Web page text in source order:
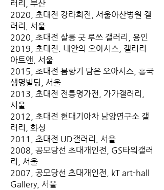
러리, 부산
2020, 초대전 강라희전, 서울아산병원 갤
러리, 서울
2020, 초대전 살롱 굿 루쓰 갤러리, 용인
2019, 초대전. 내안의 오아시스, 갤러리
아트앤, 서울
2015, 초대전 봄향기 담은 오아시스, 흥국
생명빌딩, 서울
2013, 초대전 전통명가전, 가가갤러리,
서울
2012, 초대전 현대기아차 남양연구소 갤
러리, 화성
2011, 초대전 UD갤러리, 서울
2008, 공모당선 초대개인전, GS타워갤러
리, 서울
2007, 공모당선 초대개인전, kT art-hall
Gallery, 서울